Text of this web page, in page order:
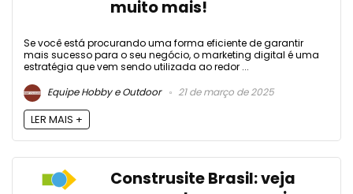
muito mais!
Se você está procurando uma forma eficiente de garantir
mais sucesso para o seu negócio, o marketing digital é uma
estratégia que vem sendo utilizada ao redor ...
Equipe Hobby e Outdoor
21 de março de 2025
LER MAIS +
Construsite Brasil: veja